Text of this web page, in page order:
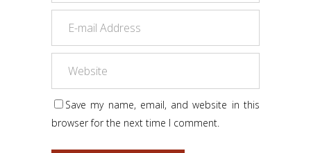
Save my name, email, and website in this
browser for the next time I comment.